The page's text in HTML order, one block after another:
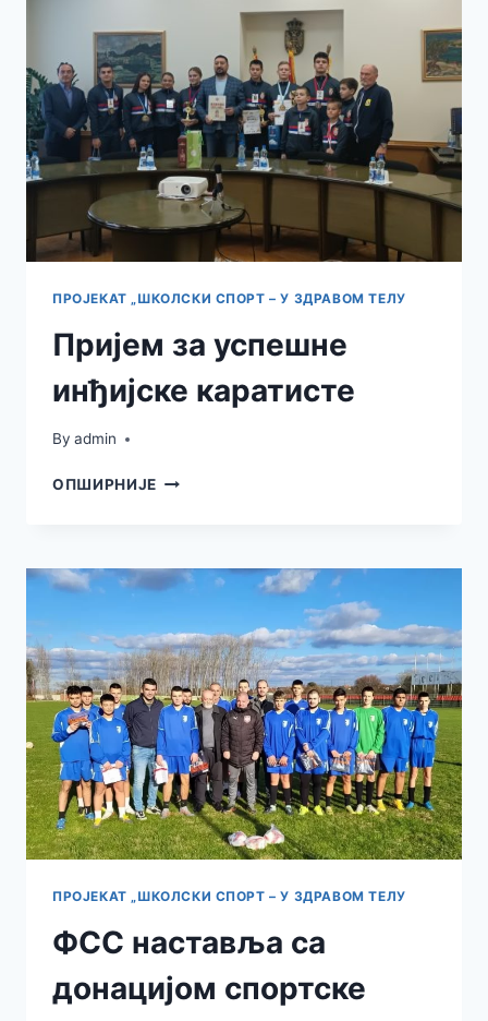
БАЈМОКА,
ЂУРЂИНА
И
ТАВАНКУТА
ПРОЈЕКАТ „ШКОЛСКИ СПОРТ – У ЗДРАВОМ ТЕЛУ
Пријем за успешне
инђијске каратисте
By admin
ОПШИРНИЈЕ ПРИЈЕМ
КАРАТИСТЕ
ПРОЈЕКАТ „ШКОЛСКИ СПОРТ – У ЗДРАВОМ ТЕЛУ
ФСС наставља са
донацијом спортске